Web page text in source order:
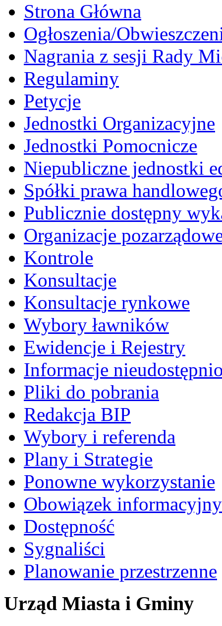
Strona Główna
Ogłoszenia/
Nagrania z sesji Rady
Regulaminy
Petycje
Jednostki Organizacyjne
Jednostki Pomocnicze
Niepubliczne jednostki
Spółki prawa
Publicznie dostępny
Organizacje
Kontrole
Konsultacje
Konsultacje rynkowe
Wybory ławników
Ewidencje i Rejestry
Informacje
Pliki do pobrania
Redakcja BIP
Wybory i referenda
Plany i Strategie
Ponowne wykorzystanie
Obowiązek informacyjny
Dostępność
Sygnaliści
Planowanie przestrzenne
Urząd Miasta i Gminy